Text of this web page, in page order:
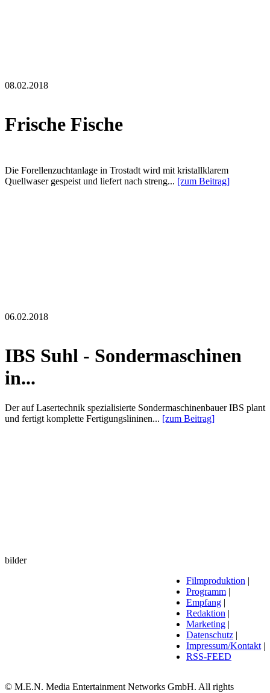
08.02.2018
Frische Fische
Die Forellenzuchtanlage in Trostadt wird mit kristallklarem
Quellwaser gespeist und liefert nach streng... [zum Beitrag]
06.02.2018
IBS Suhl - Sondermaschinen
in...
Der auf Lasertechnik spezialisierte Sondermaschinenbauer IBS plant
und fertigt komplette Fertigungslininen... [zum Beitrag]
bilder
Filmproduktion |
Programm |
Empfang |
Redaktion |
Marketing |
Datenschutz |
Impressum/Kontakt |
RSS-FEED
© M.E.N. Media Entertainment Networks GmbH. All rights